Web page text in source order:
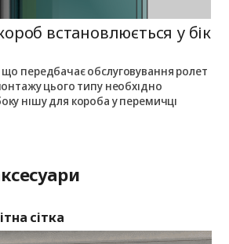
встановлюється у бік
передбачає обслуговування ролет
цього типу необхідно
нішу для короба у перемичці
сітка